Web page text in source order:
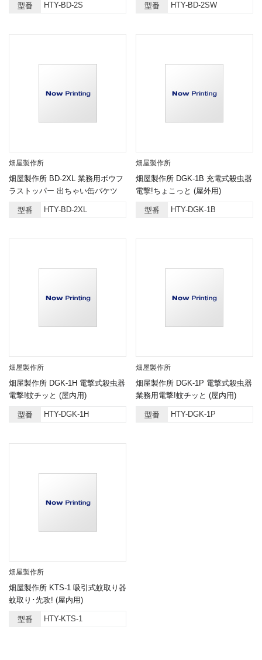
型番 HTY-BD-2S 型番 HTY-BD-2SW
畑屋製作所
畑屋製作所 BD-2XL 業務用ボウフ
ラストッパー 出ちゃい缶バケツ
型番 HTY-BD-2XL
畑屋製作所
畑屋製作所 DGK-1B 充電式殺虫器
電撃!ちょこっと (屋外用)
型番 HTY-DGK-1B
畑屋製作所
畑屋製作所 DGK-1H 電撃式殺虫器
電撃!蚊チッと (屋内用)
型番 HTY-DGK-1H
畑屋製作所
畑屋製作所 DGK-1P 電撃式殺虫器
業務用電撃!蚊チッと (屋内用)
型番 HTY-DGK-1P
畑屋製作所
畑屋製作所 KTS-1 吸引式蚊取り器
蚊取り･先攻! (屋内用)
型番 HTY-KTS-1